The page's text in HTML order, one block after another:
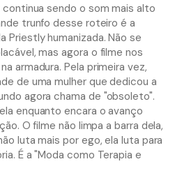
sendo o som mais alto
trunfo desse roteiro é a
Priestly humanizada. Não se
mas agora o filme nos
armadura. Pela primeira vez,
de uma mulher que dedicou a
agora chama de "obsoleto".
enquanto encara o avanço
O filme não limpa a barra dela,
luta mais por ego, ela luta para
É a "Moda como Terapia e